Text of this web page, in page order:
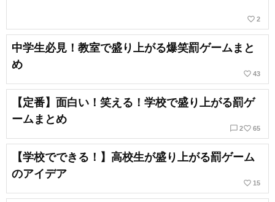
favorite_border 2
中学生必見！教室で盛り上がる爆笑罰ゲームまと
め
favorite_border 43
【定番】面白い！笑える！学校で盛り上がる罰ゲ
ームまとめ
chat_bubble_outline 2favorite_border 65
【学校でできる！】高校生が盛り上がる罰ゲーム
のアイデア
favorite_border 15